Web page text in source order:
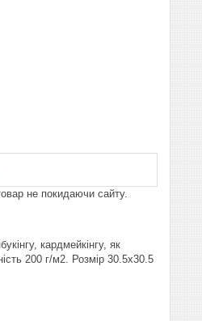
не покидаючи сайту.
кардмейкінгу, як
200 г/м2. Розмір 30.5х30.5